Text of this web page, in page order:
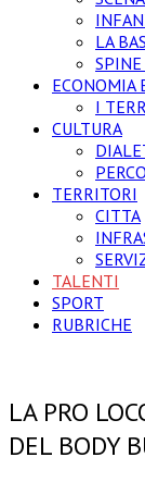
LA
ECONOMIA
I
CULTURA
TERRITORI
CITTA
TALENTI
SPORT
RUBRICHE
LA PRO
DEL BODY